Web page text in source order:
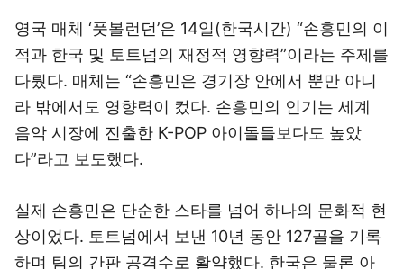
영국 매체 ‘풋볼런던’은 14일(한국시간) “손흥민의 이
적과 한국 및 토트넘의 재정적 영향력”이라는 주제를
다뤘다. 매체는 “손흥민은 경기장 안에서 뿐만 아니
라 밖에서도 영향력이 컸다. 손흥민의 인기는 세계
음악 시장에 진출한 K-POP 아이돌들보다도 높았
다”라고 보도했다.
실제 손흥민은 단순한 스타를 넘어 하나의 문화적 현
상이었다. 토트넘에서 보낸 10년 동안 127골을 기록
하며 팀의 간판 공격수로 활약했다. 한국은 물론 아